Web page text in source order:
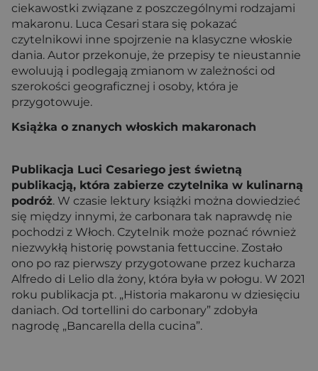
ciekawostki związane z poszczególnymi rodzajami
makaronu. Luca Cesari stara się pokazać
czytelnikowi inne spojrzenie na klasyczne włoskie
dania. Autor przekonuje, że przepisy te nieustannie
ewoluują i podlegają zmianom w zależności od
szerokości geograficznej i osoby, która je
przygotowuje.
Książka o znanych włoskich makaronach
Publikacja Luci Cesariego jest świetną
publikacją, która zabierze czytelnika w kulinarną
podróż. W czasie lektury książki można dowiedzieć
się między innymi, że carbonara tak naprawdę nie
pochodzi z Włoch. Czytelnik może poznać również
niezwykłą historię powstania fettuccine. Zostało
ono po raz pierwszy przygotowane przez kucharza
Alfredo di Lelio dla żony, która była w połogu. W 2021
roku publikacja pt. „Historia makaronu w dziesięciu
daniach. Od tortellini do carbonary” zdobyła
nagrodę „Bancarella della cucina”.